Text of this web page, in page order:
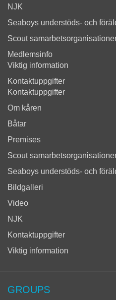
NJK
Seaboys understöds- och
Scout
Medlemsinfo
Viktig information
Kontaktuppgifter
Kontaktuppgifter
Om kåren
Båtar
Premises
Scout
Seaboys understöds- och
Bildgalleri
Video
NJK
Kontaktuppgifter
Viktig information
GROUPS